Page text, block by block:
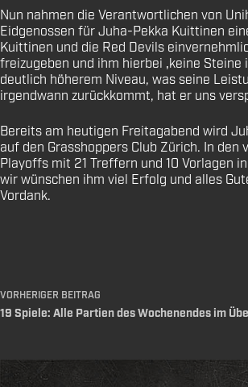
Nun nahmen die Verantwortlichen von
Eidgenossen für Juha-Pekka Kuittinen
Kuittinen und die Red Devils
freizugeben und ihm hierbei ‚keine
deutlich höherem Niveau, was seine
irgendwann zurückkommt, hat er uns
Bereits am heutigen Freitagabend wird
auf den Grasshoppers Club Zürich. In
Playoffs mit 21 Treffern und 10 Vorlagen
wir wünschen ihm viel Erfolg und alles
Vordank.
VORHERIGER BEITRAG
19 Spiele: Alle Partien des Wochenendes im